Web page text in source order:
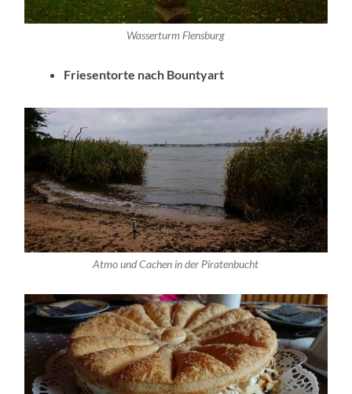
Wasserturm Flensburg
Friesentorte nach Bountyart
Atmo und Cachen in der Piratenbucht